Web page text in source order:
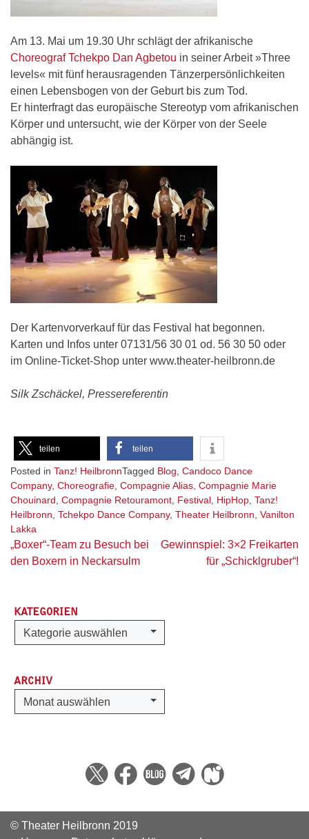
Am 13. Mai um 19.30 Uhr schlägt der afrikanische
Choreograf Tchekpo Dan Agbetou in seiner Arbeit »Three
levels« mit fünf herausragenden Tänzerpersönlichkeiten
einen Lebensbogen von der Geburt bis zum Tod.
Er hinterfragt das europäische Stereotyp vom afrikanischen
Körper und untersucht, wie der Körper von der Seele
abhängig ist.
Der Kartenvorverkauf für das Festival hat begonnen.
Karten und Infos unter 07131/56 30 01 od. 56 30 50 oder
im Online-Ticket-Shop unter www.theater-heilbronn.de
Silk Zschäckel, Pressereferentin
teilen teilen
Posted in Tanz! HeilbronnTagged Blog Candoco Dance
Company, Choreografie Compagnie Alias Compagnie Marie
Chouinard Compagnie Retouramont Festival HipHop Tanz!
Heilbronn Tchekpo Dance Company, Theater Heilbronn Vanilton
Lakka
Beitragsnavigation
„Boxer“-Team zu Besuch bei
den Boxern in Neckarsulm
Gewinnspiel: 3×2 Freikarten
für „Schicklgruber“!
KATEGORIEN
Kategorien
Kategorie auswählen
ARCHIV
Archiv
Monat auswählen
© Theater Heilbronn 2019